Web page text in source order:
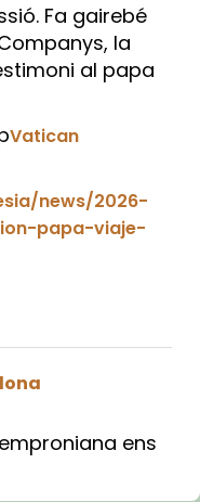
Fa gairebé
la
al papa
Vatican
news/2026-
papa-viaje-
ens